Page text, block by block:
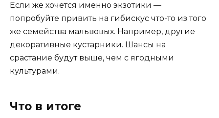
Если же хочется именно экзотики —
попробуйте привить на гибискус что-то из того
же семейства мальвовых. Например, другие
декоративные кустарники. Шансы на
срастание будут выше, чем с ягодными
культурами.
Что в итоге